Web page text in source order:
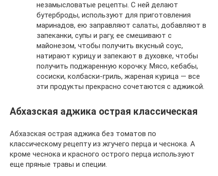
незамысловатые рецепты. С ней делают
бутерброды, используют для приготовления
маринадов, ею заправляют салаты, добавляют в
запеканки, супы и рагу, ее смешивают с
майонезом, чтобы получить вкусный соус,
натирают курицу и запекают в духовке, чтобы
получить поджаренную корочку. Мясо, кебабы,
сосиски, колбаски-гриль, жареная курица — все
эти продукты прекрасно сочетаются с аджикой.
Абхазская аджика острая классическая
Абхазская острая аджика без томатов по
классическому рецепту из жгучего перца и чеснока. А
кроме чеснока и красного острого перца используют
еще пряные травы и специи.